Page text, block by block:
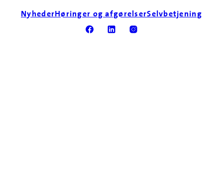
NyhederHøringer og afgørelserSelvbetjening